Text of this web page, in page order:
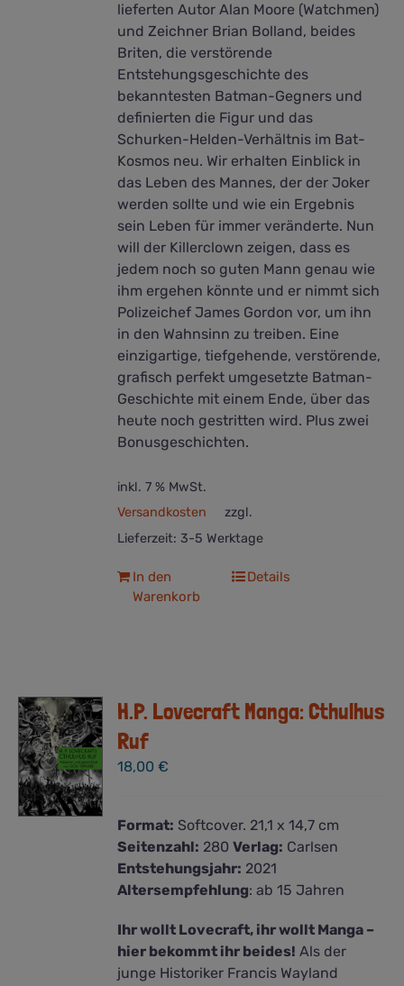
lieferten Autor Alan Moore (Watchmen)
und Zeichner Brian Bolland, beides
Briten, die verstörende
Entstehungsgeschichte des
bekanntesten Batman-Gegners und
definierten die Figur und das
Schurken-Helden-Verhältnis im Bat-
Kosmos neu. Wir erhalten Einblick in
das Leben des Mannes, der der Joker
werden sollte und wie ein Ergebnis
sein Leben für immer veränderte. Nun
will der Killerclown zeigen, dass es
jedem noch so guten Mann genau wie
ihm ergehen könnte und er nimmt sich
Polizeichef James Gordon vor, um ihn
in den Wahnsinn zu treiben. Eine
einzigartige, tiefgehende, verstörende,
grafisch perfekt umgesetzte Batman-
Geschichte mit einem Ende, über das
heute noch gestritten wird. Plus zwei
Bonusgeschichten.
inkl. 7 % MwSt.
zzgl.
Versandkosten
Lieferzeit: 3-5 Werktage
In den
Warenkorb
Details
H.P. Lovecraft Manga: Cthulhus
Ruf
18,00€
Format: Softcover. 21,1 x 14,7 cm
Seitenzahl: 280Verlag: Carlsen
Entstehungsjahr: 2021
Altersempfehlung: ab 15 Jahren
Ihr wollt Lovecraft, ihr wollt Manga –
hier bekommt ihr beides! Als der
junge Historiker Francis Wayland